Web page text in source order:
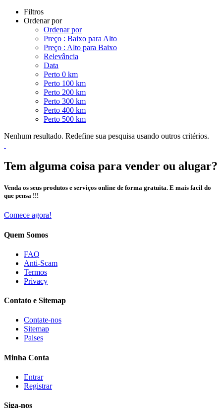
Filtros
Ordenar por
Ordenar por
Preço : Baixo para Alto
Preço : Alto para Baixo
Relevância
Data
Perto 0 km
Perto 100 km
Perto 200 km
Perto 300 km
Perto 400 km
Perto 500 km
Nenhum resultado. Redefine sua pesquisa usando outros critérios.
Tem alguma coisa para vender ou alugar?
Venda os seus produtos e serviços online de forma gratuita. E mais facil do
que pensa !!!
Comece agora!
Quem Somos
FAQ
Anti-Scam
Termos
Privacy
Contato e Sitemap
Contate-nos
Sitemap
Paises
Minha Conta
Entrar
Registrar
Siga-nos